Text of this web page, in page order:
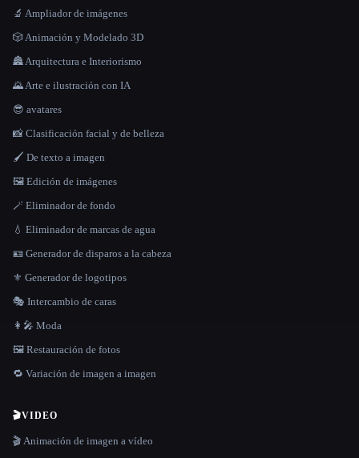
🔬 Ampliador de imágenes
🎲 Animación y Modelado 3D
🏯 Arquitectura e Interiorismo
🌄 Arte e ilustración con IA
😎 avatares
📸 Clasificación facial y de belleza
🖌️ De texto a imagen
🖼️ Edición de imágenes
🪄 Eliminador de fondo
💧 Eliminador de marcas de agua
🪪 Generador de disparos a la cabeza
⚜️ Generador de logotipos
🎭 Intercambio de caras
👩‍🎤 Moda
🖼️ Restauración de fotos
🔁 Variación de imagen a imagen
🎬VIDEO
🎬 Animación de imagen a vídeo